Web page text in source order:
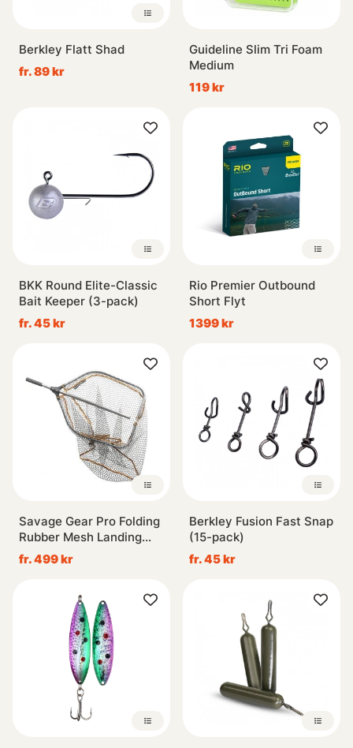
Berkley Flatt Shad
fr. 89 kr
Guideline Slim Tri Foam
Medium
119 kr
BKK Round Elite-Classic
Bait Keeper (3-pack)
fr. 45 kr
Rio Premier Outbound
Short Flyt
1399 kr
Savage Gear Pro Folding
Rubber Mesh Landing
Nets
fr. 499 kr
Berkley Fusion Fast Snap
(15-pack)
fr. 45 kr